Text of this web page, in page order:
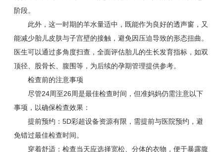
阶段。
此外，这一时期的羊水量适中，既能作为良好的透声窗，又
能减少胎儿皮肤与子宫壁的接触，避免因压迫导致的形态扭曲。
医生可以通过多角度扫查，全面评估胎儿的生长发育指标，如双
顶径、股骨长、腹围等，为后续的孕期管理提供参考。
检查前的注意事项
尽管24周至26周是最佳检查时间，但准妈妈仍需注意以下
事项，以确保检查效果：
提前预约：5D彩超设备资源有限，需提前与医院预约，避
免错过最佳检查时间。
穿着舒适：检查当天应选择宽松、分体的衣物，便于暴露腹